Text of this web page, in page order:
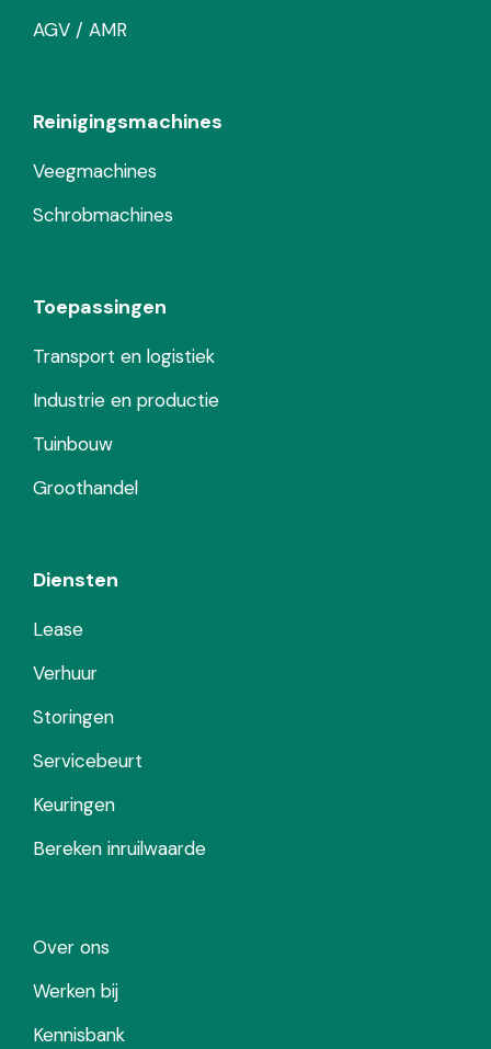
AGV / AMR
Reinigingsmachines
Veegmachines
Schrobmachines
Toepassingen
Transport en logistiek
Industrie en productie
Tuinbouw
Groothandel
Diensten
Lease
Verhuur
Storingen
Servicebeurt
Keuringen
Bereken inruilwaarde
Over ons
Werken bij
Kennisbank